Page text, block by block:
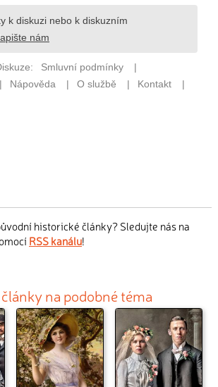
historické články? Sledujte nás na
RSS kanálu!
na podobné téma